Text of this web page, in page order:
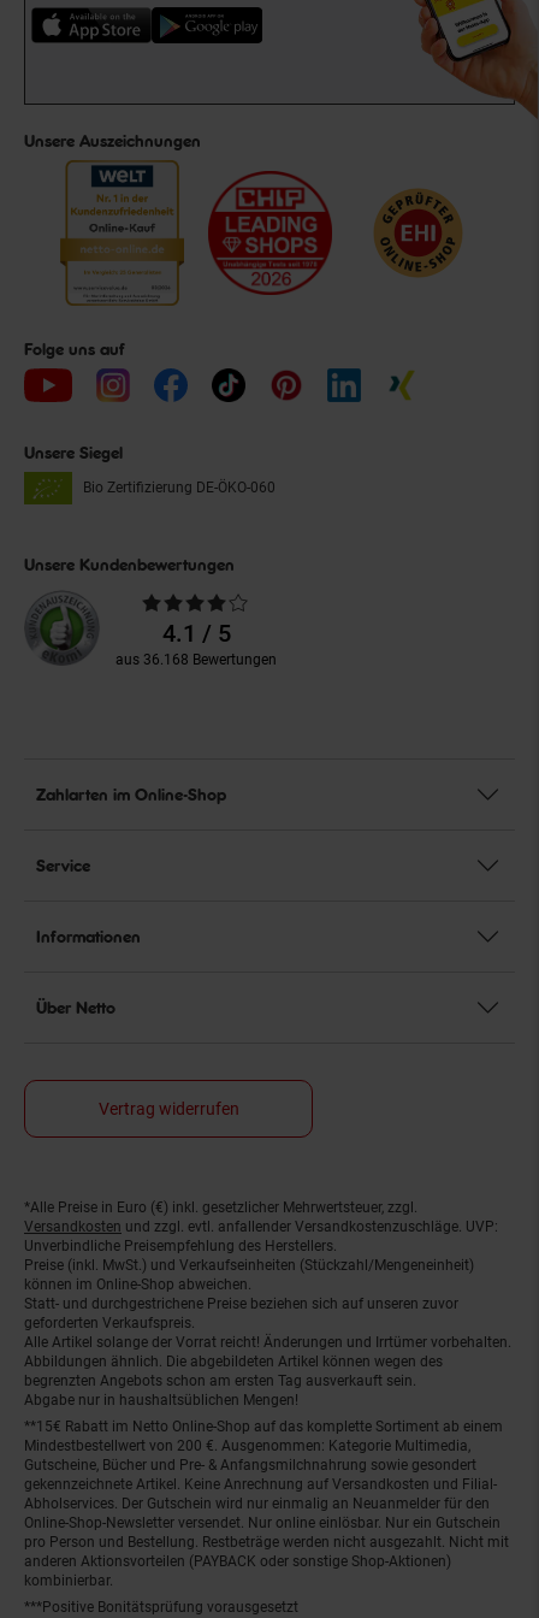
Unsere Auszeichnungen
Folge uns auf
Unsere Siegel
Bio Zertifizierung DE-ÖKO-060
Unsere Kundenbewertungen
Durchschnittliche
Bewertungen4.1 / 5
aus 36.168 Bewertungen
Zahlarten im Online-Shop
Service
Informationen
Über Netto
Vertrag widerrufen
Fußnoten
*Alle Preise in Euro (€) inkl. gesetzlicher Mehrwertsteuer, zzgl.
Versandkosten und zzgl. evtl. anfallender Versandkostenzuschläge. UVP:
Unverbindliche Preisempfehlung des Herstellers.
Preise (inkl. MwSt.) und Verkaufseinheiten (Stückzahl/Mengeneinheit)
können im Online-Shop abweichen.
Statt- und durchgestrichene Preise beziehen sich auf unseren zuvor
geforderten Verkaufspreis.
Alle Artikel solange der Vorrat reicht! Änderungen und Irrtümer vorbehalten.
Abbildungen ähnlich. Die abgebildeten Artikel können wegen des
begrenzten Angebots schon am ersten Tag ausverkauft sein.
Abgabe nur in haushaltsüblichen Mengen!
**15€ Rabatt im Netto Online-Shop auf das komplette Sortiment ab einem
Mindestbestellwert von 200 €. Ausgenommen: Kategorie Multimedia,
Gutscheine, Bücher und Pre- & Anfangsmilchnahrung sowie gesondert
gekennzeichnete Artikel. Keine Anrechnung auf Versandkosten und Filial-
Abholservices. Der Gutschein wird nur einmalig an Neuanmelder für den
Online-Shop-Newsletter versendet. Nur online einlösbar. Nur ein Gutschein
pro Person und Bestellung. Restbeträge werden nicht ausgezahlt. Nicht mit
anderen Aktionsvorteilen (PAYBACK oder sonstige Shop-Aktionen)
kombinierbar.
***Positive Bonitätsprüfung vorausgesetzt